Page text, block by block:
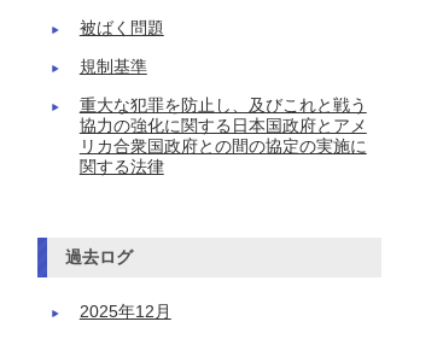
被ばく問題
規制基準
重大な犯罪を防止し、及びこれと戦う
協力の強化に関する日本国政府とアメ
リカ合衆国政府との間の協定の実施に
関する法律
過去ログ
2025年12月